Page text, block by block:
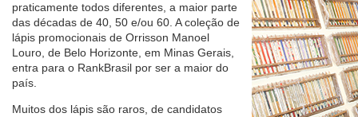
praticamente todos diferentes, a maior parte
das décadas de 40, 50 e/ou 60. A coleção de
lápis promocionais de Orrisson Manoel
Louro, de Belo Horizonte, em Minas Gerais,
entra para o RankBrasil por ser a maior do
país.
Muitos dos lápis são raros, de candidatos